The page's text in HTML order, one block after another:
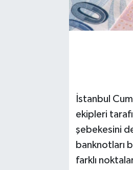
İstanbul
ekipleri
şebekesini
banknotları
farklı